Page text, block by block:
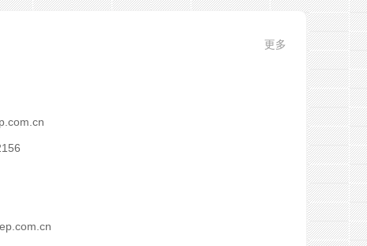
更多
p com cn
1 56
ep com cn